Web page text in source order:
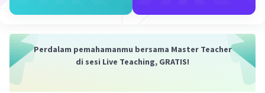
Perdalam pemahamanmu bersama Master Teacher
di sesi Live Teaching, GRATIS!